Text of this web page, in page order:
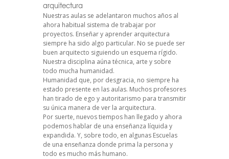
arquitectura
Nuestras aulas se adelantaron muchos años al
ahora habitual sistema de trabajar por
proyectos. Enseñar y aprender arquitectura
siempre ha sido algo particular. No se puede ser
buen arquitecto siguiendo un esquema rígido.
Nuestra disciplina aúna técnica, arte y sobre
todo mucha humanidad.
Humanidad que, por desgracia, no siempre ha
estado presente en las aulas. Muchos profesores
han tirado de ego y autoritarismo para transmitir
su única manera de ver la arquitectura.
Por suerte, nuevos tiempos han llegado y ahora
podemos hablar de una enseñanza líquida y
expandida. Y, sobre todo, en algunas Escuelas
de una enseñanza donde prima la persona y
todo es mucho más humano.